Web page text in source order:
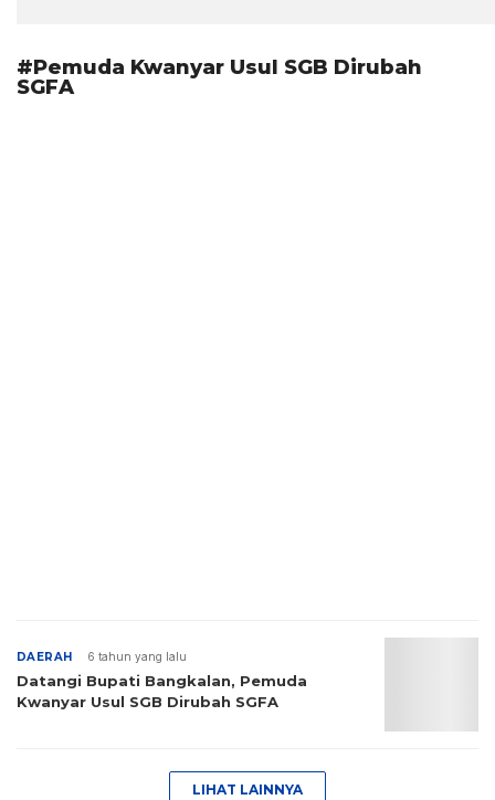
#Pemuda Kwanyar Usul SGB Dirubah
SGFA
DAERAH 6 tahun yang lalu
Datangi Bupati Bangkalan, Pemuda
Kwanyar Usul SGB Dirubah SGFA
LIHAT LAINNYA